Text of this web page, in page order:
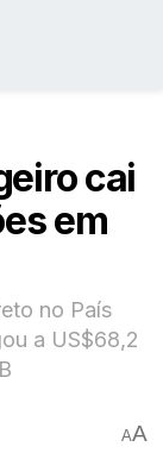
cai
em
no País
a US$68,2
AA